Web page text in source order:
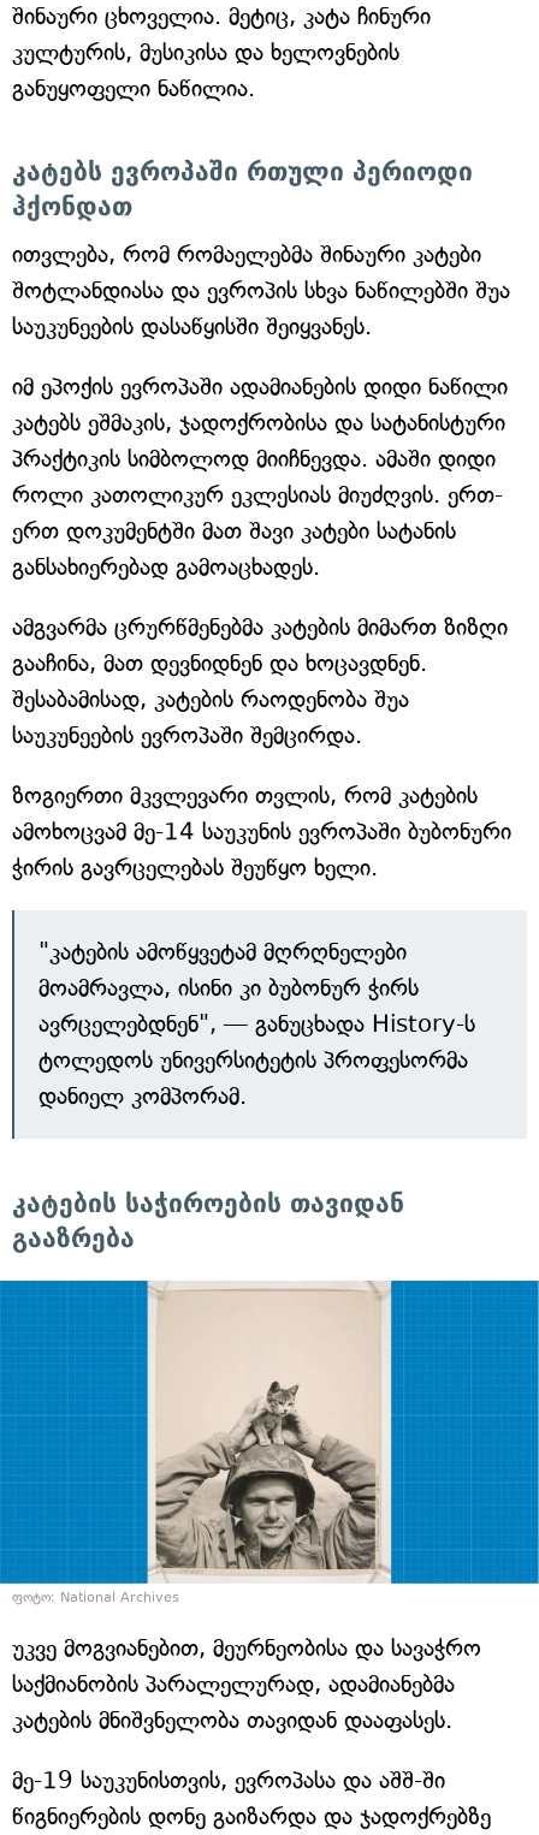
შინაური ცხოველია. მეტიც, კატა ჩინური
კულტურის, მუსიკისა და ხელოვნების
განუყოფელი ნაწილია.
კატებს ევროპაში რთული პერიოდი
ჰქონდათ
ითვლება, რომ რომაელებმა შინაური კატები
შოტლანდიასა და ევროპის სხვა ნაწილებში შუა
საუკუნეების დასაწყისში შეიყვანეს.
იმ ეპოქის ევროპაში ადამიანების დიდი ნაწილი
კატებს ეშმაკის, ჯადოქრობისა და სატანისტური
პრაქტიკის სიმბოლოდ მიიჩნევდა. ამაში დიდი
როლი კათოლიკურ ეკლესიას მიუძღვის. ერთ-
ერთ დოკუმენტში მათ შავი კატები სატანის
განსახიერებად გამოაცხადეს.
ამგვარმა ცრურწმენებმა კატების მიმართ ზიზღი
გააჩინა, მათ დევნიდნენ და ხოცავდნენ.
შესაბამისად, კატების რაოდენობა შუა
საუკუნეების ევროპაში შემცირდა.
ზოგიერთი მკვლევარი თვლის, რომ კატების
ამოხოცვამ მე-14 საუკუნის ევროპაში ბუბონური
ჭირის გავრცელებას შეუწყო ხელი.
"კატების ამოწყვეტამ მღრღნელები
მოამრავლა, ისინი კი ბუბონურ ჭირს
ავრცელებდნენ", — განუცხადა History-ს
ტოლედოს უნივერსიტეტის პროფესორმა
დანიელ კომპორამ.
კატების საჭიროების თავიდან
გააზრება
ფოტო: National Archives
უკვე მოგვიანებით, მეურნეობისა და სავაჭრო
საქმიანობის პარალელურად, ადამიანებმა
კატების მნიშვნელობა თავიდან დააფასეს.
მე-19 საუკუნისთვის, ევროპასა და აშშ-ში
წიგნიერების დონე გაიზარდა და ჯადოქრებზე